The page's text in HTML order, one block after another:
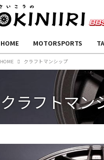
HOME MOTORSPORTS
HOME クラフトマンシップ
クラフトマン